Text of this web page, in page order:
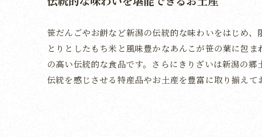
笹だんごやお餅など新潟の伝統的な味わいをはじめ
とりとしたもち米と風味豊かなあんこが笹の葉に包
の高い伝統的な食品です。さらにきりざいは新潟の
伝統を感じさせる特産品やお土産を豊富に取り揃えて